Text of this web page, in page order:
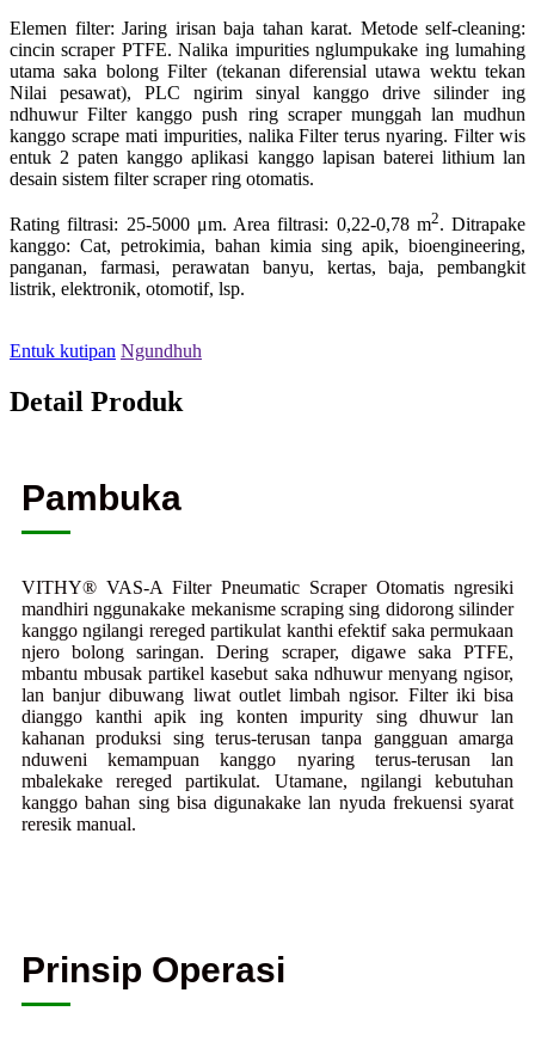
Elemen filter: Jaring irisan baja tahan karat. Metode self-cleaning:
cincin scraper PTFE. Nalika impurities nglumpukake ing lumahing
utama saka bolong Filter (tekanan diferensial utawa wektu tekan
Nilai pesawat), PLC ngirim sinyal kanggo drive silinder ing
ndhuwur Filter kanggo push ring scraper munggah lan mudhun
kanggo scrape mati impurities, nalika Filter terus nyaring. Filter wis
entuk 2 paten kanggo aplikasi kanggo lapisan baterei lithium lan
desain sistem filter scraper ring otomatis.
Rating filtrasi: 25-5000 μm. Area filtrasi: 0,22-0,78 m2. Ditrapake
kanggo: Cat, petrokimia, bahan kimia sing apik, bioengineering,
panganan, farmasi, perawatan banyu, kertas, baja, pembangkit
listrik, elektronik, otomotif, lsp.
Entuk kutipan Ngundhuh
Detail Produk
Pambuka
VITHY® VAS-A Filter Pneumatic Scraper Otomatis ngresiki
mandhiri nggunakake mekanisme scraping sing didorong silinder
kanggo ngilangi rereged partikulat kanthi efektif saka permukaan
njero bolong saringan. Dering scraper, digawe saka PTFE,
mbantu mbusak partikel kasebut saka ndhuwur menyang ngisor,
lan banjur dibuwang liwat outlet limbah ngisor. Filter iki bisa
dianggo kanthi apik ing konten impurity sing dhuwur lan
kahanan produksi sing terus-terusan tanpa gangguan amarga
nduweni kemampuan kanggo nyaring terus-terusan lan
mbalekake rereged partikulat. Utamane, ngilangi kebutuhan
kanggo bahan sing bisa digunakake lan nyuda frekuensi syarat
reresik manual.
Prinsip Operasi